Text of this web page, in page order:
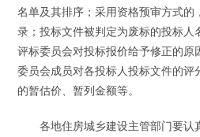
名单及其排序；采用资格预审方式
录；投标文件被判定为废标的投标人
评标委员会对投标报价给予修正的
委员会成员对各投标人投标文件的
的暂估价、暂列金额等。
各地住房城乡建设主管部门要认